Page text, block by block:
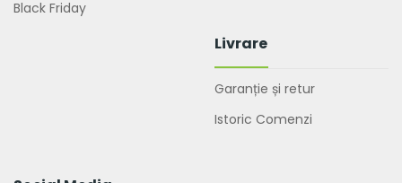
Black Friday
Livrare
Garanție și retur
Istoric Comenzi